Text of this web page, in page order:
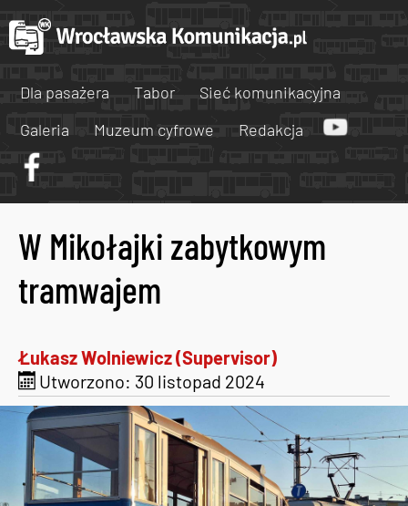
Dla pasażera Tabor
Sieć komunikacyjna
Galeria
Muzeum cyfrowe Redakcja
W Mikołajki zabytkowym
tramwajem
Łukasz Wolniewicz (Supervisor)
Utworzono: 30 listopad 2024